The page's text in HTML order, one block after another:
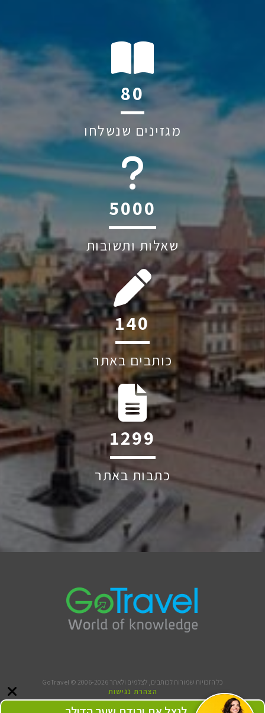
106
מגזינים שנשלחו
6045
שאלות ותשובות
185
כותבים באתר
1722
כתבות באתר
כל הזכויות שמורות לכותבים, לצלמים ולאתר GoTravel © 2006-2026
הצהרת נגישות
תנאי שימוש